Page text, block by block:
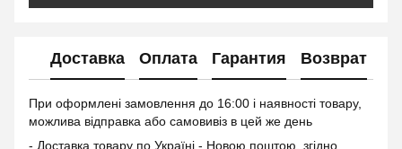
Доставка Оплата Гарантия Возврат
При оформлені замовлення до 16:00 і наявності товару,
можлива відправка або самовивіз в цей же день
- Доставка товару по Україні - Новою поштою, згідно